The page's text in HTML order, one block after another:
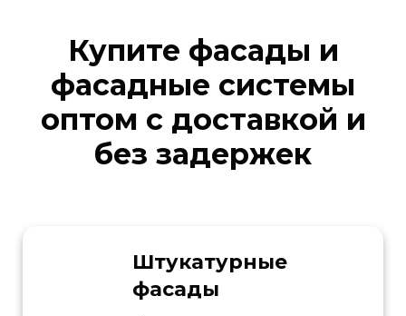
Купите фасады и
фасадные системы
оптом с доставкой и
без задержек
Штукатурные
фасады